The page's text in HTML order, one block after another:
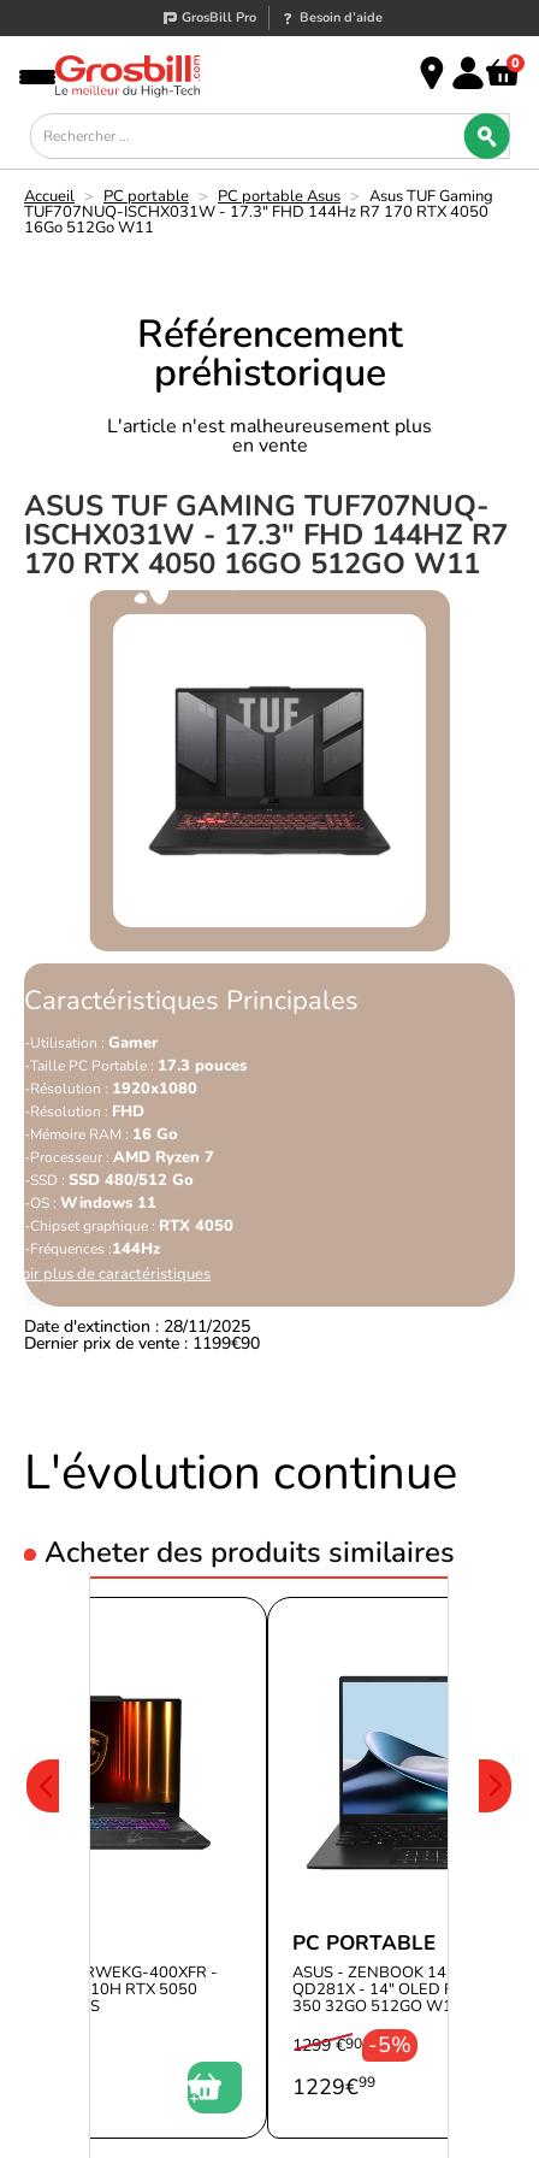
GrosBill Pro Besoin d’aide
0
Accueil > PC portable > PC portable Asus > Asus TUF Gaming
TUF707NUQ-ISCHX031W - 17.3" FHD 144Hz R7 170 RTX 4050
16Go 512Go W11
Référencement
préhistorique
L'article n'est malheureusement plus
en vente
ASUS TUF GAMING TUF707NUQ-
ISCHX031W - 17.3" FHD 144HZ R7
170 RTX 4050 16GO 512GO W11
Caractéristiques Principales
Utilisation : Gamer
Taille PC Portable : 17.3 pouces
Résolution : 1920x1080
Résolution : FHD
Mémoire RAM : 16 Go
Processeur : AMD Ryzen 7
SSD : SSD 480/512 Go
OS : Windows 11
Chipset graphique : RTX 4050
Fréquences :144Hz
Voir plus de caractéristiques
Date d'extinction : 28/11/2025
Dernier prix de vente : 1199€90
L'évolution continue
Acheter des produits similaires
15 B2RWEKG-400XFR -
CORE 5 210H RTX 5050
SANS OS
PC PORTABLE
ASUS - ZENBOOK 14 OLED
QD281X - 14" OLED FHD+
350 32GO 512GO W11P
-5%
1299 €90
1229€99